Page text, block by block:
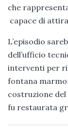
che
capace di
L’episodio
dell’ufficio
interventi per
fontana
costruzione
fu restaurata